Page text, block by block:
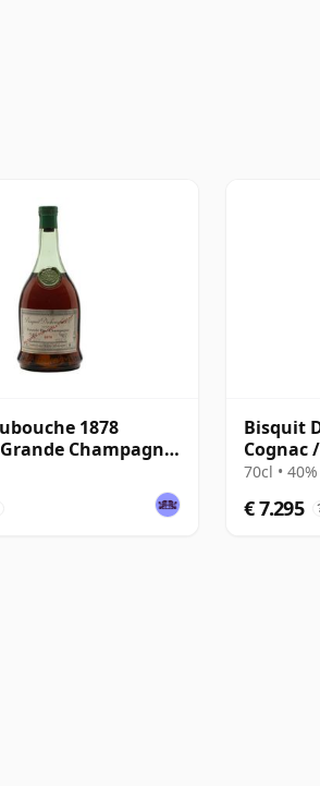
1878
Champagne
Bisquit
Cognac
/ Bottled
70cl • 40%
€ 7.295